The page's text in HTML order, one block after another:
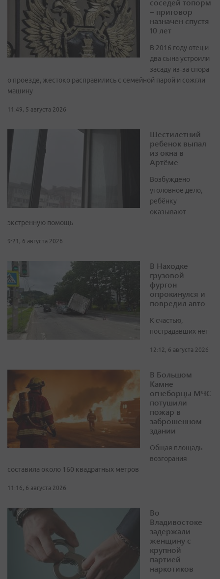
– приговор
назначен спустя
10 лет
В 2016 году отец и
два сына устроили
засаду из‑за спора
о проезде, жестоко расправились с семейной парой и сожгли
машину
11:49, 5 августа 2026
Шестилетний
ребенок выпал
из окна в
Артёме
Возбуждено
уголовное дело,
ребёнку
оказывают
экстренную помощь
9:21, 6 августа 2026
В Находке
грузовой
фургон
опрокинулся и
повредил авто
К счастью,
пострадавших нет
12:12, 6 августа 2026
В Большом
Камне
огнеборцы МЧС
потушили
пожар в
заброшенном
здании
Общая площадь
возгорания
составила около 160 квадратных метров
11:16, 6 августа 2026
Во
Владивостоке
задержали
женщину с
крупной
партией
наркотиков